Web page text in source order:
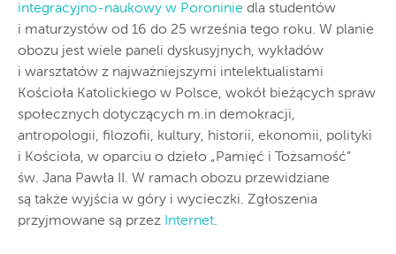
integracyjno-naukowy w Poroninie dla studentów
i maturzystów od 16 do 25 września tego roku. W planie
obozu jest wiele paneli dyskusyjnych, wykładów
i warsztatów z najważniejszymi intelektualistami
Kościoła Katolickiego w Polsce, wokół bieżących spraw
społecznych dotyczących m.in demokracji,
antropologii, filozofii, kultury, historii, ekonomii, polityki
i Kościoła, w oparciu o dzieło „Pamięć i Tożsamość”
św. Jana Pawła II. W ramach obozu przewidziane
są także wyjścia w góry i wycieczki. Zgłoszenia
przyjmowane są przez Internet.